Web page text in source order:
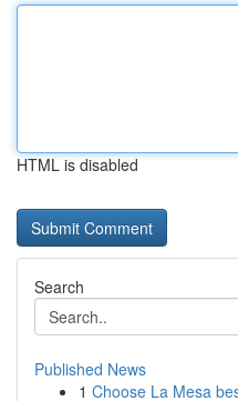
HTML is disabled
Search
Published News
1 Choose La Mesa